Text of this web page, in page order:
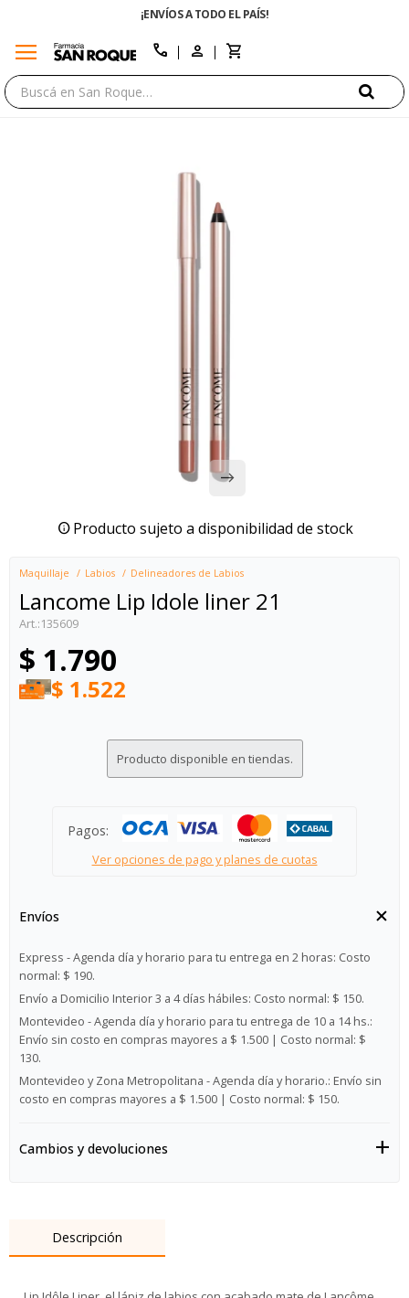
¡ENVÍOS A TODO EL PAÍS!
menu call
Producto sujeto a disponibilidad de stock
Maquillaje Labios Delineadores de Labios
Lancome Lip Idole liner 21
135609
$ 1.790
$ 1.522
Producto disponible en tiendas.
Pagos:
Ver opciones de pago y planes de cuotas
Envíos
Express - Agenda día y horario para tu entrega en 2 horas: Costo
normal: $ 190.
Envío a Domicilio Interior 3 a 4 días hábiles: Costo normal: $ 150.
Montevideo - Agenda día y horario para tu entrega de 10 a 14 hs.:
Envío sin costo en compras mayores a $ 1.500 | Costo normal: $
130.
Montevideo y Zona Metropolitana - Agenda día y horario.: Envío sin
costo en compras mayores a $ 1.500 | Costo normal: $ 150.
Cambios y devoluciones
Descripción
close